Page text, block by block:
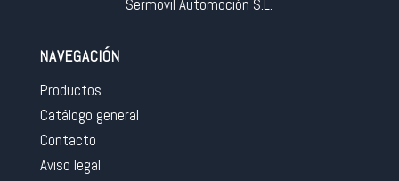
Sermovil Automoción S.L.
NAVEGACIÓN
Productos
Catálogo general
Contacto
Aviso legal